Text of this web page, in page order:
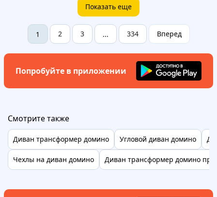
Показать еще
1 2 3 ... 334 Вперед
Попробуйте в приложении
Смотрите также
Диван трансформер домино Угловой диван домино
Чехлы на диван домино Диван трансформер домино